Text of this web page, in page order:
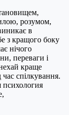
розумом,
в
з кращого боку
нічого
переваги і
краще
час спілкування.